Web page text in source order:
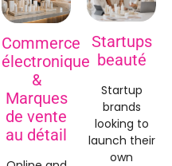
Commerce
électronique
&
Marques
de vente
au détail
Startups
beauté
Startup
brands
looking to
launch their
own